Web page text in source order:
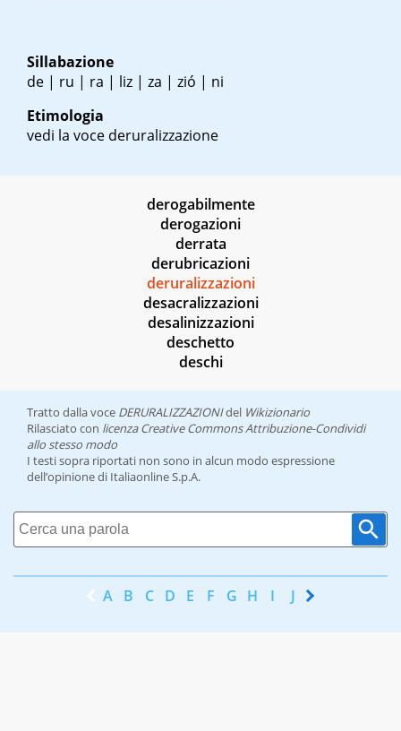
Sillabazione
de | ru | ra | liz | za | zió | ni
Etimologia
vedi la voce deruralizzazione
derogabilmente
derogazioni
derrata
derubricazioni
deruralizzazioni
desacralizzazioni
desalinizzazioni
deschetto
deschi
Tratto dalla voce DERURALIZZAZIONIdel Wikizionario
Rilasciato con licenza Creative Commons Attribuzione-Condividi
allo stesso modo
I testi sopra riportati non sono in alcun modo espressione
dell’opinione di Italiaonline S.p.A.
A B C D E F G H I J K